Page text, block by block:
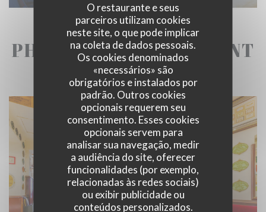
O restaurante e seus
parceiros utilizam cookies
neste site, o que pode implicar
na coleta de dados pessoais.
Os cookies denominados
«necessários» são
obrigatórios e instalados por
padrão. Outros cookies
opcionais requerem seu
consentimento. Esses cookies
opcionais servem para
analisar sua navegação, medir
a audiência do site, oferecer
funcionalidades (por exemplo,
relacionadas às redes sociais)
ou exibir publicidade ou
conteúdos personalizados.
PHOTOS DU RESTAURANT